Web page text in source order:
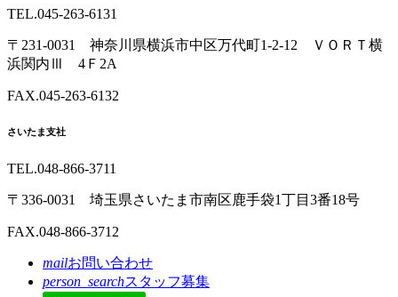
TEL.045-263-6131
〒231-0031 神奈川県横浜市中区万代町1-2-12 ＶＯＲＴ横
浜関内Ⅲ 4Ｆ2A
FAX.045-263-6132
さいたま支社
TEL.048-866-3711
〒336-0031 埼玉県さいたま市南区鹿手袋1丁目3番18号
FAX.048-866-3712
mailお問い合わせ
person_searchスタッフ募集